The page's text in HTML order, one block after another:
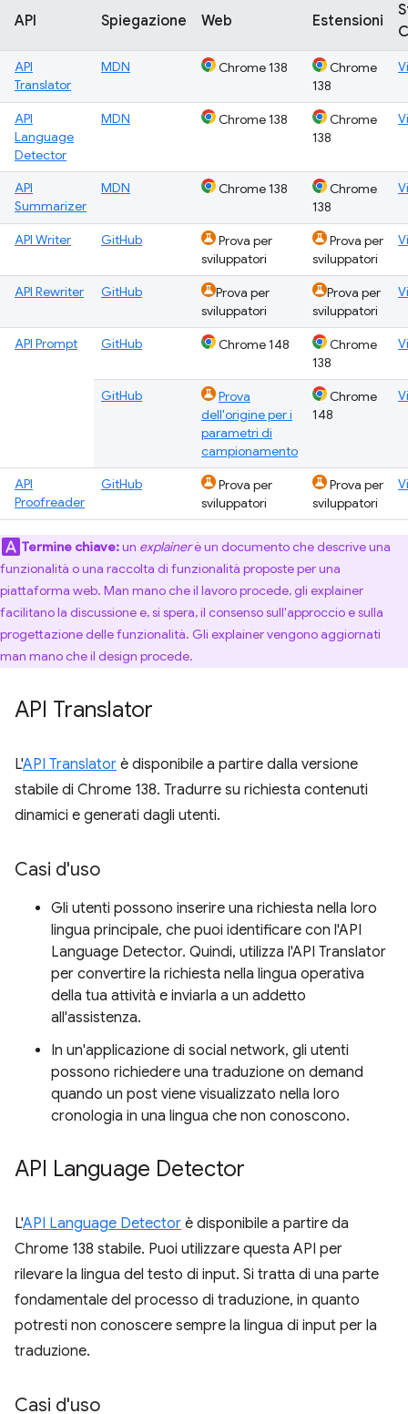
API Spiegazione Web Estensioni
API
Translator
MDN Chrome 138
Chrome
138
API
Language
Detector
MDN Chrome 138
Chrome
138
API
Summarizer
MDN Chrome 138
Chrome
138
API Writer GitHub
Prova per
sviluppatori
Prova per
sviluppatori
API Rewriter GitHub
Prova per
sviluppatori
Prova per
sviluppatori
API Prompt GitHub Chrome 148
Chrome
138
GitHub
Prova
dell'origine per i
parametri di
campionamento
Chrome
148
API
Proofreader
GitHub
Prova per
sviluppatori
Prova per
sviluppatori
Termine chiave:un explainerè un documento che descrive una
funzionalità o una raccolta di funzionalità proposte per una
piattaforma web. Man mano che il lavoro procede, gli explainer
facilitano la discussione e, si spera, il consenso sull'approccio e sulla
progettazione delle funzionalità. Gli explainer vengono aggiornati
man mano che il design procede.
API Translator
L'API Translator è disponibile a partire dalla versione
stabile di Chrome 138. Tradurre su richiesta contenuti
dinamici e generati dagli utenti.
Casi d'uso
Gli utenti possono inserire una richiesta nella loro
lingua principale, che puoi identificare con l'API
Language Detector. Quindi, utilizza l'API Translator
per convertire la richiesta nella lingua operativa
della tua attività e inviarla a un addetto
all'assistenza.
In un'applicazione di social network, gli utenti
possono richiedere una traduzione on demand
quando un post viene visualizzato nella loro
cronologia in una lingua che non conoscono.
API Language Detector
L'API Language Detector è disponibile a partire da
Chrome 138 stabile. Puoi utilizzare questa API per
rilevare la lingua del testo di input. Si tratta di una parte
fondamentale del processo di traduzione, in quanto
potresti non conoscere sempre la lingua di input per la
traduzione.
Casi d'uso